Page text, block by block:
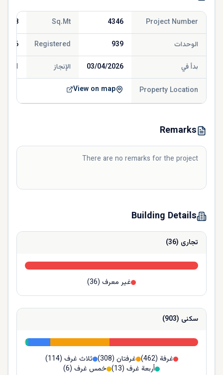
Project Number
4346
Sq.Mt
الوحدات 939
Registered
بدأ في 03/04/2026 الإنجاز
Property Location
View on map
Remarks
There are no remarks for the project
Building Details
تجارى (
36
)
غير معرف (
36
)
سكنى (
903
)
غرفة (
462
) غرفتان (
308
) ثلاث غرف (
114
)
أربعة غرف (
13
) خمس غرف (
6
)